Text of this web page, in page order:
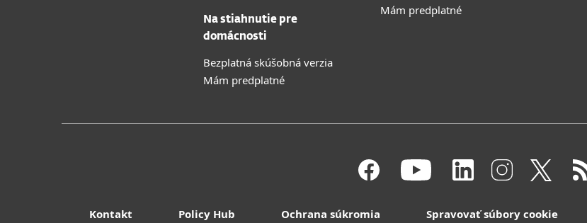
Na stiahnutie pre
domácnosti
Bezplatná skúšobná verzia
Mám predplatné
Mám predplatné
Kontakt Policy Hub Ochrana súkromia Spravovať súbory cookie